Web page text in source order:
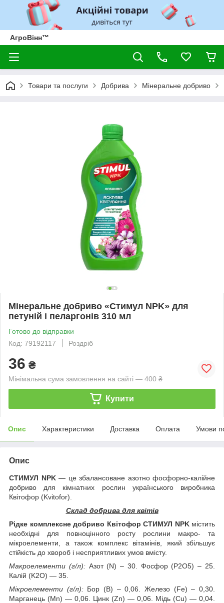
АгроВінн™
Товари та послуги Добрива Мінеральне добриво
Мінеральне добриво «Стимул NPK» для
петуній і пеларгонів 310 мл
Готово до відправки
Код: 79192117
Роздріб
36 ₴
Мінімальна сума замовлення на сайті — 400 ₴
Купити
Опис Характеристики Доставка Оплата Умови
Опис
СТИМУЛ NPK— це збалансоване азотно фосфорно-калійне
добриво для кімнатних рослин українського виробника
Квітофор (Kvitofor).
Склад добрива для квітів
Рідке комплексне добриво Квітофор СТИМУЛ NPKмістить
необхідні для повноцінного росту рослини макро- та
мікроелементи, а також комплекс вітамінів, який збільшує
стійкість до хвороб і несприятливих умов вмісту.
Макроелементи (г/л):Азот (N) – 30. Фосфор (P2О5) – 25.
Калій (K2О) — 35.
Мікроелементи (г/л):Бор (В) – 0,06. Железо (Fe) – 0,30.
Марганець (Мn) — 0,06. Цинк (Zn) — 0,06. Мідь (Cu) — 0,04.